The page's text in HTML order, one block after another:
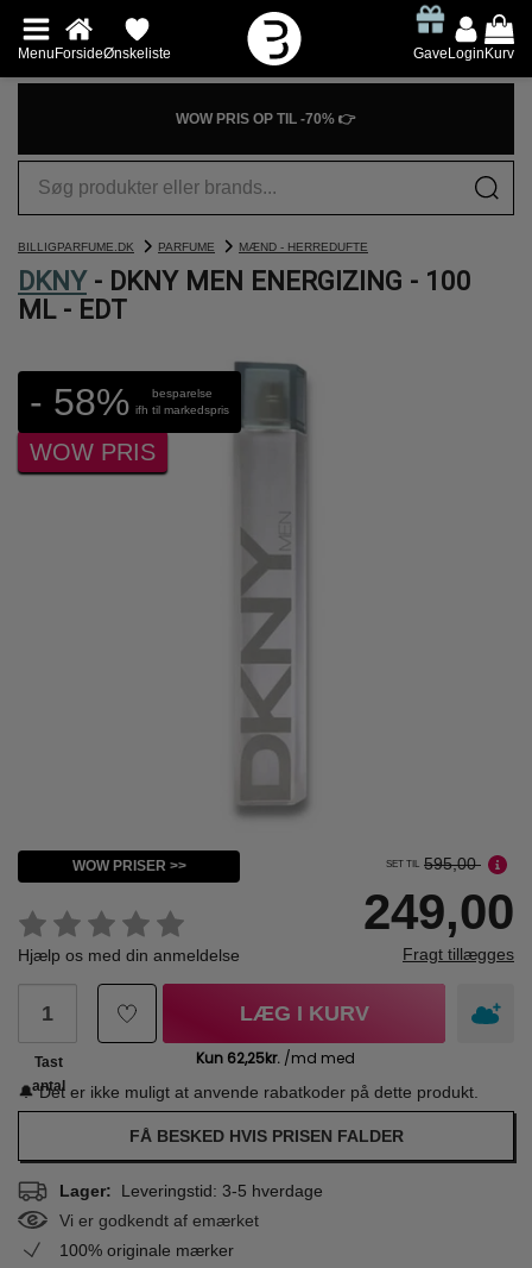
MenuForsideØnskeliste GaveLoginKurv
WOW PRIS OP TIL -70% 👉
BILLIGPARFUME.DK PARFUME MÆND - HERREDUFTE
DKNY- DKNY MEN ENERGIZING - 100
ML - EDT
- 58%
besparelse
ifh til markedspris
WOW PRIS
WOW PRISER >>
Hjælp os med din anmeldelse
SET TIL 595,00
249,00
Fragt tillægges
Tast
antal
LÆG I KURV
🔔 Det er ikke muligt at anvende rabatkoder på dette produkt.
FÅ BESKED HVIS PRISEN FALDER
Lager: Leveringstid: 3-5 hverdage
Vi er godkendt af emærket
100% originale mærker